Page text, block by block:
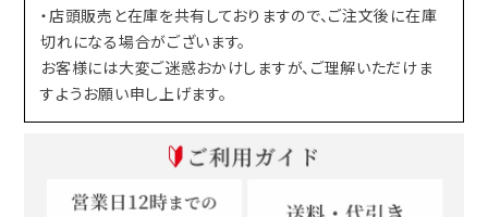
・店頭販売と在庫を共有しておりますので、ご注文後に在庫
切れになる場合がございます。
お客様には大変ご迷惑おかけしますが、ご理解いただけま
すようお願い申し上げます。